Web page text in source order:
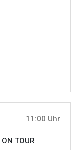
11:00 Uhr
ON TOUR